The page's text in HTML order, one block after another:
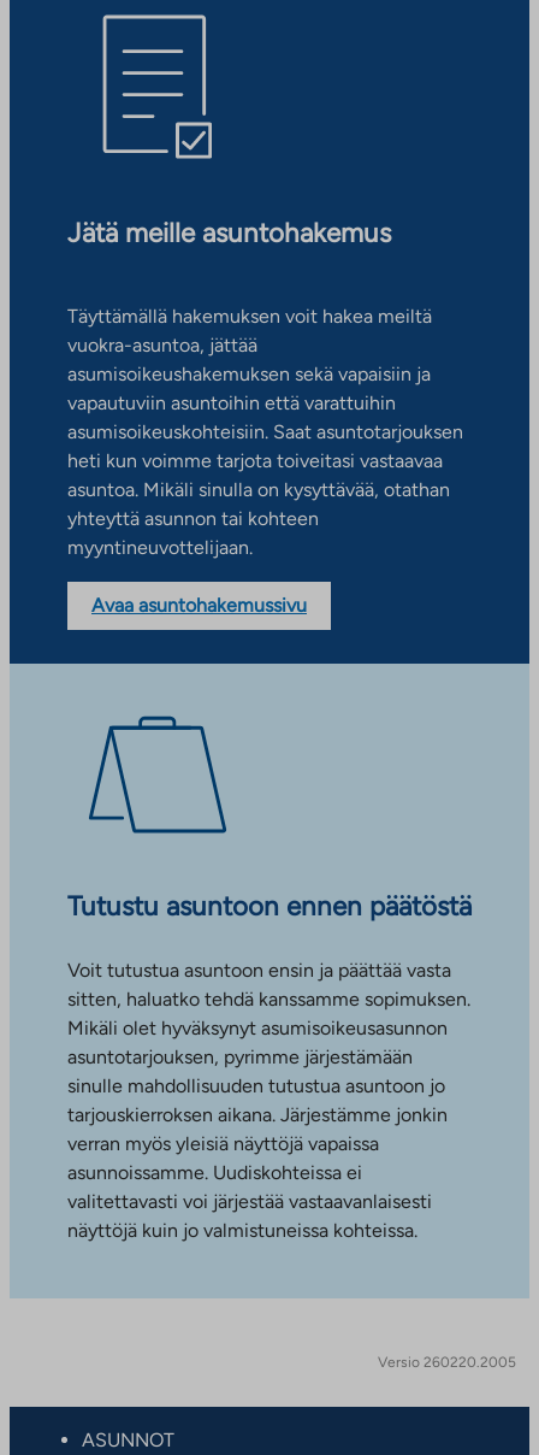
Jätä meille asuntohakemus
Täyttämällä hakemuksen voit hakea meiltä
vuokra-asuntoa, jättää
asumisoikeushakemuksen sekä vapaisiin ja
vapautuviin asuntoihin että varattuihin
asumisoikeuskohteisiin. Saat asuntotarjouksen
heti kun voimme tarjota toiveitasi vastaavaa
asuntoa. Mikäli sinulla on kysyttävää, otathan
yhteyttä asunnon tai kohteen
myyntineuvottelijaan.
Avaa asuntohakemussivu
Tutustu asuntoon ennen päätöstä
Voit tutustua asuntoon ensin ja päättää vasta
sitten, haluatko tehdä kanssamme sopimuksen.
Mikäli olet hyväksynyt asumisoikeusasunnon
asuntotarjouksen, pyrimme järjestämään
sinulle mahdollisuuden tutustua asuntoon jo
tarjouskierroksen aikana. Järjestämme jonkin
verran myös yleisiä näyttöjä vapaissa
asunnoissamme. Uudiskohteissa ei
valitettavasti voi järjestää vastaavanlaisesti
näyttöjä kuin jo valmistuneissa kohteissa.
Versio 260220.2005
ASUNNOT